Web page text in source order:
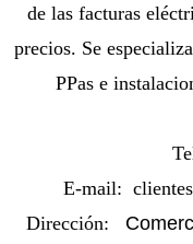
de las facturas
precios. Se
PPas e
E-mail:
Dirección: